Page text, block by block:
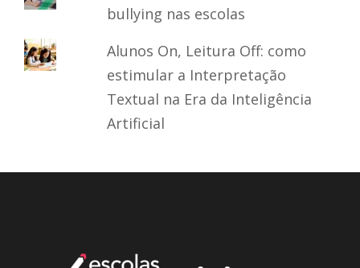
bullying nas escolas
Alunos On, Leitura Off: como
estimular a Interpretação
Textual na Era da Inteligência
Artificial